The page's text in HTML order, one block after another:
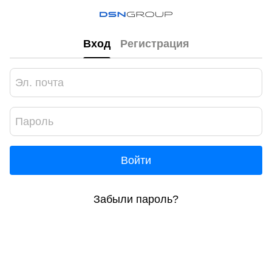
Вход Регистрация
Войти
Забыли пароль?